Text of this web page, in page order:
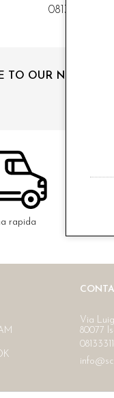
0813331162
TO OUR
rapida
Via
80077